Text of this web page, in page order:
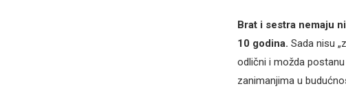
Brat i sestra nemaju
10 godina. Sada nisu
odlični i možda
zanimanjima u